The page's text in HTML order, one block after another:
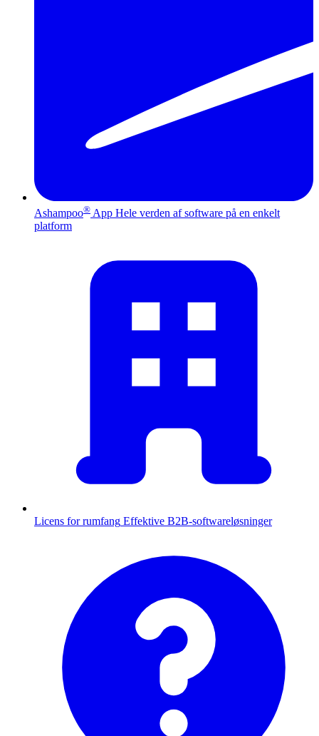
Ashampoo® App Hele verden af software på en enkelt
platform
Licens for rumfang Effektive B2B-softwareløsninger